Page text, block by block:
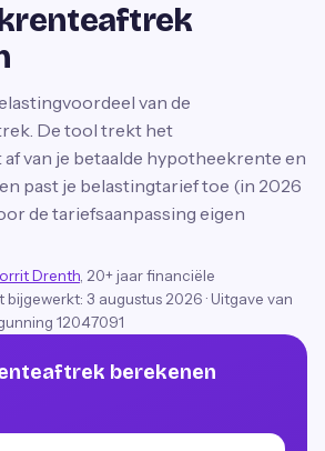
van de
De tool trekt het
van je betaalde hypotheekrente en
past je belastingtarief toe (in 2026
de tariefsaanpassing eigen
Drenth , 20+ jaar financiële
bijgewerkt: 3 augustus 2026 · Uitgave van
12047091
berekenen